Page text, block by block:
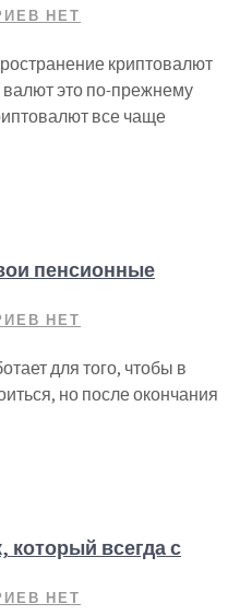
НЕТ
криптовалют
это по-прежнему
все чаще
пенсионные
НЕТ
для того, чтобы в
но после окончания
который всегда с
НЕТ